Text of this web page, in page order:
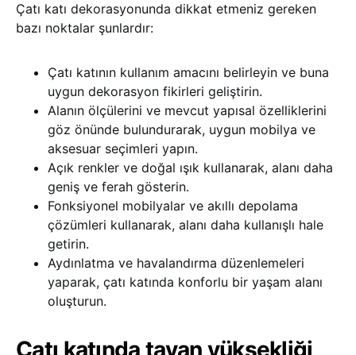
Çatı katı dekorasyonunda dikkat etmeniz gereken
bazı noktalar şunlardır:
Çatı katının kullanım amacını belirleyin ve buna
uygun dekorasyon fikirleri geliştirin.
Alanın ölçülerini ve mevcut yapısal özelliklerini
göz önünde bulundurarak, uygun mobilya ve
aksesuar seçimleri yapın.
Açık renkler ve doğal ışık kullanarak, alanı daha
geniş ve ferah gösterin.
Fonksiyonel mobilyalar ve akıllı depolama
çözümleri kullanarak, alanı daha kullanışlı hale
getirin.
Aydınlatma ve havalandırma düzenlemeleri
yaparak, çatı katında konforlu bir yaşam alanı
oluşturun.
Çatı katında tavan yüksekliği